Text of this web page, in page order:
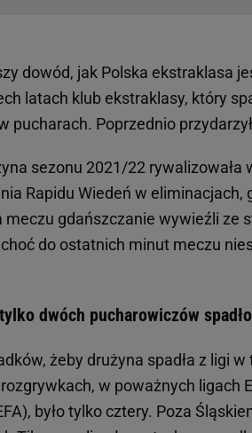
dowód, jak Polska ekstraklasa
latach klub ekstraklasy, który
pucharach. Poprzednio
sezonu 2021/22 rywalizowała
Rapidu Wiedeń w eliminacjach,
meczu gdańszczanie wywieźli ze
do ostatnich minut meczu
dwóch pucharowiczów
żeby drużyna spadła z ligi
w poważnych ligach
było tylko cztery. Poza